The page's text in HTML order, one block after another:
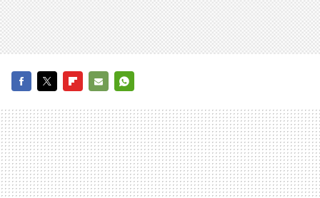
MAIL